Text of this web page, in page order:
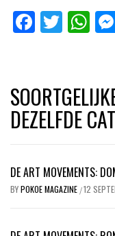
DEZELFDE
DE ART MOVEMENTS:
BYPOKOE MAGAZINE /12